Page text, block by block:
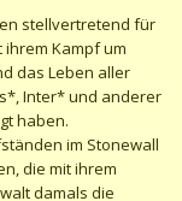
stellvertretend für
Kampf um
das Leben aller
Inter* und anderer
haben.
im Stonewall
die mit ihrem
damals die